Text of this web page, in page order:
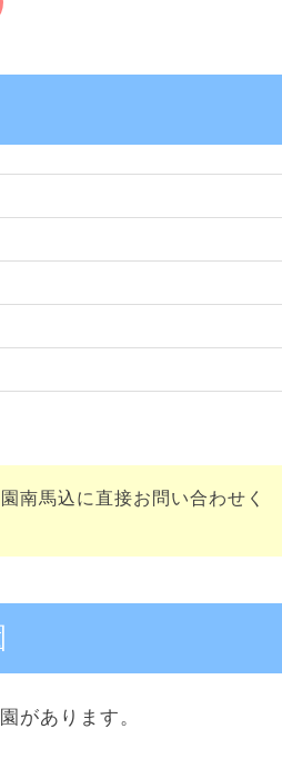
南馬込に直接お問い合わせく
があります。